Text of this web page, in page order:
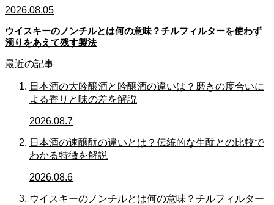
2026.08.05
ウイスキーのノンチルとは何の意味？チルフィルターを使わず
濁りをあえて残す製法
最近の記事
日本酒の大吟醸酒と吟醸酒の違いは？磨きの度合いに
よる香りと味の差を解説
2026.08.7
日本酒の速醸酛の違いとは？伝統的な生酛との比較で
わかる特徴を解説
2026.08.6
ウイスキーのノンチルとは何の意味？チルフィルター